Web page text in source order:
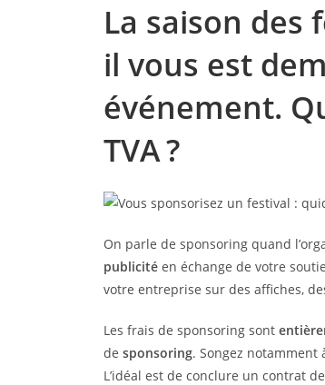
La saison des
il vous est
événement.
TVA ?
On parle de sponsoring quand
publicitéen échange de votre
votre entreprise sur des affiches,
Les frais de sponsoring sont
de sponsoring. Songez
L’idéal est de conclure un contrat